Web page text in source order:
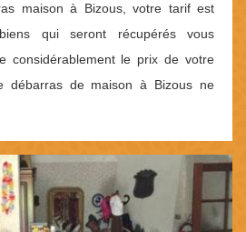
maison à Bizous, votre tarif est
qui seront récupérés vous
considérablement le prix de votre
débarras de maison à Bizous ne